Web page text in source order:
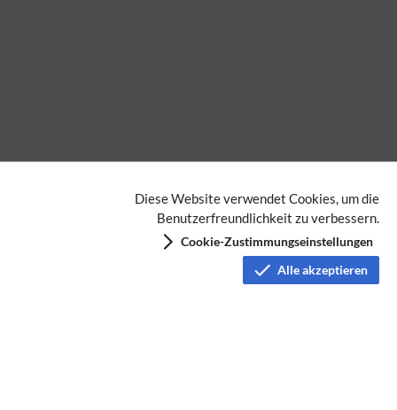
Diese Website verwendet Cookies, um die
Benutzerfreundlichkeit zu verbessern.
Cookie-Zustimmungseinstellungen
Alle akzeptieren